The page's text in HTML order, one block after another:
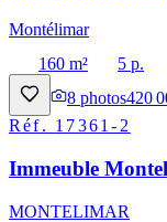
Montélimar
160 m²
5 p.
8 photos420
Réf. 17361-2
Immeuble
MONTELIMAR